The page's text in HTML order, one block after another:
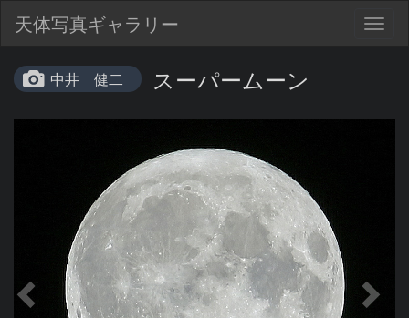
天体写真ギャラリー
中井 健二 スーパームーン